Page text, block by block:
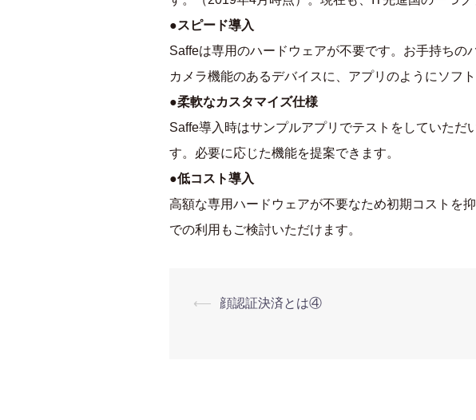
●スピード導入
Saffeは専用のハードウェアが不要です。お手持ち
カメラ機能のあるデバイスに、アプリのようにソフ
●柔軟なカスタマイズ仕様
Saffe導入時はサンプルアプリでテストをしていただ
す。必要に応じた機能を提案できます。
●低コスト導入
高額な専用ハードウェアが不要なため初期コストを
での利用もご検討いただけます。
投
⟵ 顔認証決済とは④